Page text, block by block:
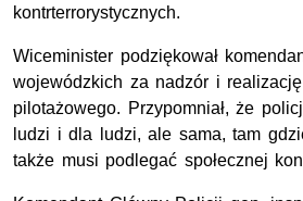
kontrterrorystycznych.
Wiceminister podziękował
wojewódzkich za nadzór i
pilotażowego. Przypomniał, że
ludzi i dla ludzi, ale sama, tam
także musi podlegać społecznej